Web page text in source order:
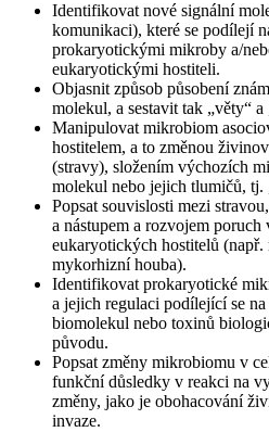
Identifikovat nové signální
komunikaci), které se podílejí
prokaryotickými mikroby a/
eukaryotickými hostiteli.
Objasnit způsob působení
molekul, a sestavit tak „věty“ a
Manipulovat mikrobiom
hostitelem, a to změnou
(stravy), složením výchozích
molekul nebo jejich tlumičů, tj.
Popsat souvislosti mezi
a nástupem a rozvojem
eukaryotických hostitelů (např.
mykorhizní houba).
Identifikovat prokaryotické
a jejich regulaci podílející se
biomolekul nebo toxinů
původu.
Popsat změny mikrobiomu v
funkční důsledky v reakci na
změny, jako je obohacování
invaze.